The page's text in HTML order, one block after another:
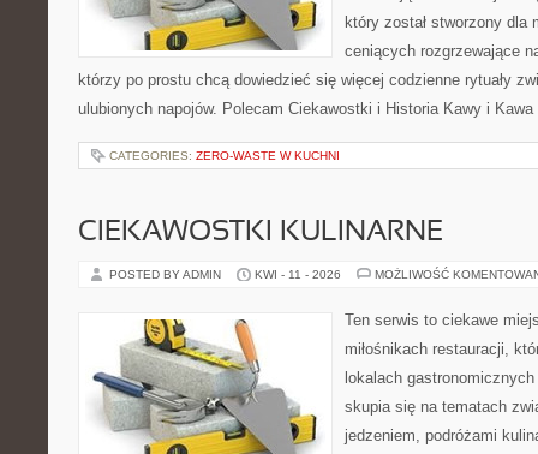
który został stworzony dla
ceniących rozgrzewające
którzy po prostu chcą dowiedzieć się więcej codzienne rytuały
ulubionych napojów. Polecam Ciekawostki i Historia Kawy i
CATEGORIES: ZERO-WASTE W KUCHNI
CIEKAWOSTKI KULINARNE
POSTED BY ADMIN KWI - 11 - 2026 MOŻLIWOŚĆ
Ten serwis to ciekawe
miłośnikach restauracji,
lokalach
skupia się na tematach
jedzeniem, podróżami